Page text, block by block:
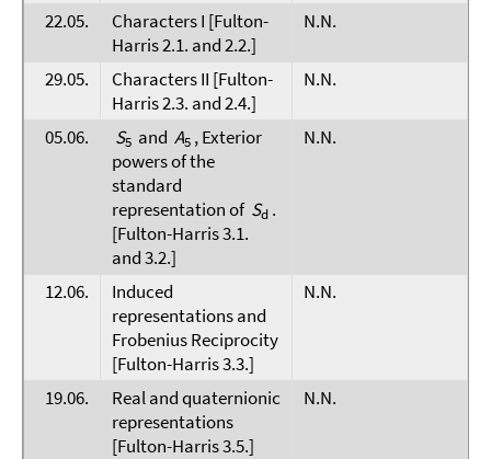
22.05.
Characters I [Fulton-
Harris 2.1. and 2.2.]
N.N.
29.05.
Characters II [Fulton-
Harris 2.3. and 2.4.]
N.N.
05.06. S5 and A5 , Exterior
powers of the
standard
representation of Sd .
[Fulton-Harris 3.1.
and 3.2.]
N.N.
12.06.
Induced
representations and
Frobenius Reciprocity
[Fulton-Harris 3.3.]
N.N.
19.06.
Real and quaternionic
representations
[Fulton-Harris 3.5.]
N.N.